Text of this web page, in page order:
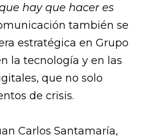
hay que hacer es
también se
estratégica en Grupo
la tecnología y en las
que no solo
de crisis.
Carlos Santamaría,